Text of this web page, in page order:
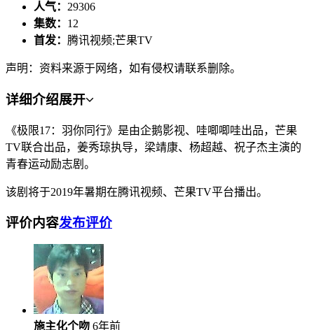
人气： 29306
集数： 12
首发： 腾讯视频;芒果TV
声明：资料来源于网络，如有侵权请联系删除。
详细介绍展开
《极限17：羽你同行》是由企鹅影视、哇唧唧哇出品，芒果
TV联合出品，姜秀琼执导，梁靖康、杨超越、祝子杰主演的
青春运动励志剧。
该剧将于2019年暑期在腾讯视频、芒果TV平台播出。
评价内容发布评价
施主化个吻 6年前